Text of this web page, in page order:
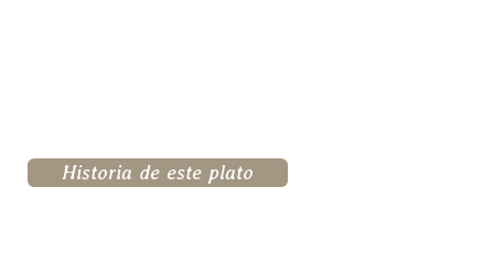
Historia de este plato